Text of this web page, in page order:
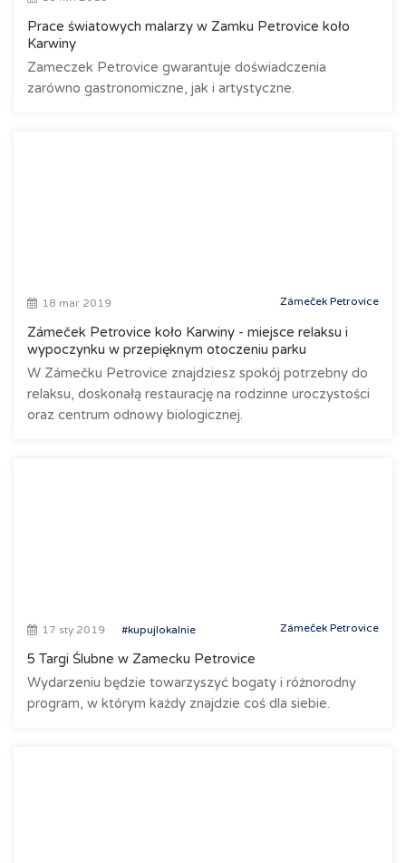
Prace światowych malarzy w Zamku Petrovice koło
Karwiny
Zameczek Petrovice gwarantuje doświadczenia
zarówno gastronomiczne, jak i artystyczne.
18 mar 2019 Zámeček Petrovice
Zámeček Petrovice koło Karwiny - miejsce relaksu i
wypoczynku w przepięknym otoczeniu parku
W Zámečku Petrovice znajdziesz spokój potrzebny do
relaksu, doskonałą restaurację na rodzinne uroczystości
oraz centrum odnowy biologicznej.
17 sty 2019 #kupujlokalnie Zámeček Petrovice
5 Targi Ślubne w Zamecku Petrovice
Wydarzeniu będzie towarzyszyć bogaty i różnorodny
program, w którym każdy znajdzie coś dla siebie.